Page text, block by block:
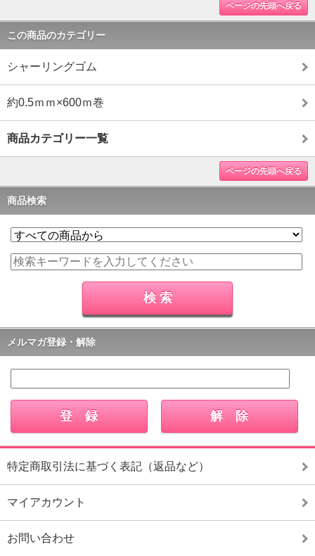
ページの先頭へ戻る
この商品のカテゴリー
シャーリングゴム
約0.5ｍｍ×600ｍ巻
商品カテゴリー一覧
ページの先頭へ戻る
商品検索
メルマガ登録・解除
特定商取引法に基づく表記（返品など）
マイアカウント
お問い合わせ